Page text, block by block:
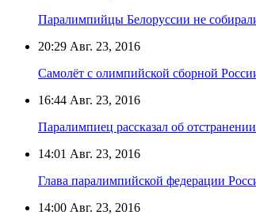
Паралимпийцы Белоруссии не
20:29 Авг. 23, 2016
Самолёт с олимпийской сборной
16:44 Авг. 23, 2016
Паралимпиец рассказал об
14:01 Авг. 23, 2016
Глава паралимпийской федерации
14:00 Авг. 23, 2016